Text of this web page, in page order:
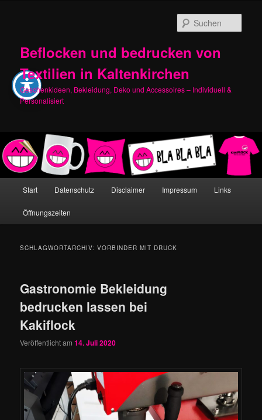
Beflocken und bedrucken von
Textilien in Kaltenkirchen
Geschenkideen, Bekleidung, Deko und Accessoires – Individuell &
Personalisiert
Start Datenschutz Disclaimer Impressum Links
Öffnungszeiten
SCHLAGWORTARCHIV:VORBINDER MIT DRUCK
Gastronomie Bekleidung
bedrucken lassen bei
Kakiflock
Veröffentlicht am14. Juli 2020